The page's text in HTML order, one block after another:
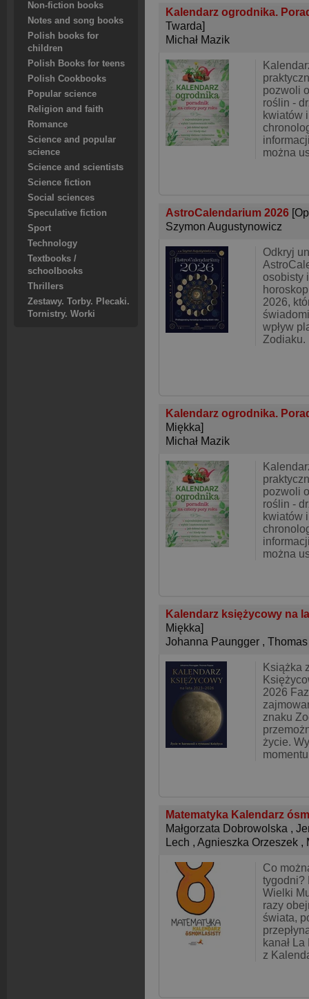
Non-fiction books
Notes and song books
Polish books for
children
Polish Books for teens
Polish Cookbooks
Popular science
Religion and faith
Romance
Science and popular
science
Science and scientists
Science fiction
Social sciences
Speculative fiction
Sport
Technology
Textbooks /
schoolbooks
Thrillers
Zestawy. Torby. Plecaki.
Tornistry. Worki
Kalendarz ogrodnika.
Twarda]
Michał Mazik
pozwoli
roślin -
kwiatów
można
AstroCalendarium 2026
Szymon Augustynowicz
Odkryj
osobisty
2026,
wpływ
Zodiaku.
Kalendarz ogrodnika.
Miękka]
Michał Mazik
pozwoli
roślin -
kwiatów
można
Kalendarz księżycowy na
Miękka]
Johanna Paungger ,
Książka
2026
znaku
życie.
Matematyka Kalendarz
Małgorzata Dobrowolska ,
Lech , Agnieszka Orzeszek ,
Co
tygodni?
Wielki
razy
świata,
kanał
z